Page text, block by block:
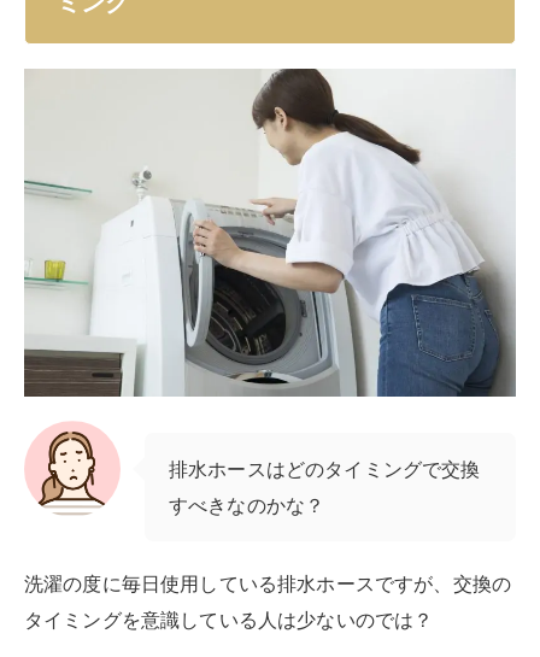
排水ホースはどのタイミングで交換
すべきなのかな？
洗濯の度に毎日使用している排水ホースですが、交換の
タイミングを意識している人は少ないのでは？
水漏れなどのトラブルが生じてから、交換を考えるケー
スも多いでしょう。
排水ホースは経年劣化していくものなので、定期的な交
換が必要です。
洗濯機の排水ホースは、
2〜3年ほどで定期的に交換を